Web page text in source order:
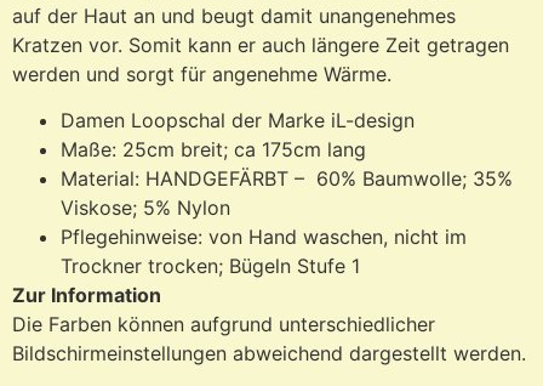
auf der Haut an und beugt damit unangenehmes
Kratzen vor. Somit kann er auch längere Zeit getragen
werden und sorgt für angenehme Wärme.
Damen Loopschal der Marke iL-design
Maße: 25cm breit; ca 175cm lang
Material: HANDGEFÄRBT – 60% Baumwolle; 35%
Viskose; 5% Nylon
Pflegehinweise: von Hand waschen, nicht im
Trockner trocken; Bügeln Stufe 1
Zur Information
Die Farben können aufgrund unterschiedlicher
Bildschirmeinstellungen abweichend dargestellt werden.